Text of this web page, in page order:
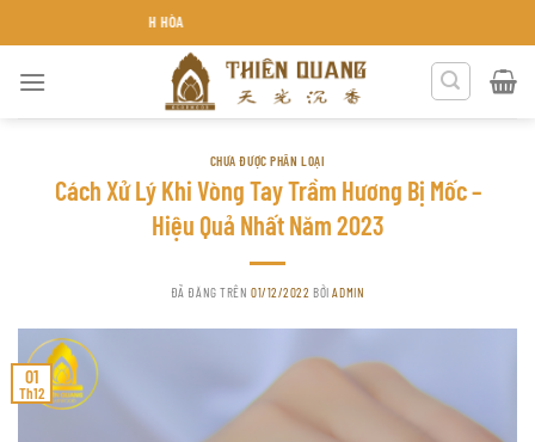
đến
CHƯA ĐƯỢC PHÂN LOẠI
Cách Xử Lý Khi Vòng Tay Trầm Hương Bị Mốc –
Hiệu Quả Nhất Năm 2023
ĐÃ ĐĂNG TRÊN01/12/2022 BỞIADMIN
01
Th12